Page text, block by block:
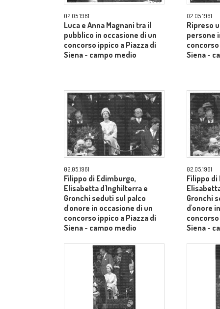
02.05.1961
Luca e Anna Magnani tra il
pubblico in occasione di un
concorso ippico a Piazza di
Siena - campo medio
02.05.1961
Ripreso
persone
Siena -
02.05.1961
Filippo di Edimburgo,
Elisabetta d'Inghilterra e
Gronchi seduti sul palco
d'onore in occasione di un
concorso ippico a Piazza di
Siena - campo medio
02.05.1961
Filippo di
Gronchi
d'onore
Siena -